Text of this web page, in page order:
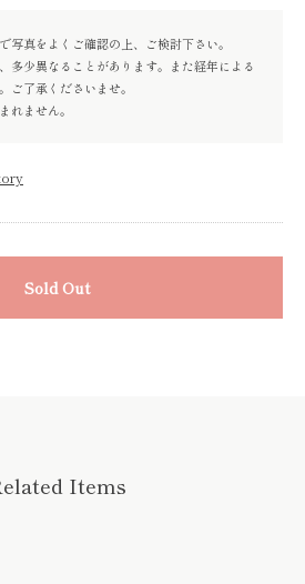
写真をよくご確認の上、ご検討下さい。
多少異なることがあります。また経年による
ご了承くださいませ。
れません。
Sold Out
Items